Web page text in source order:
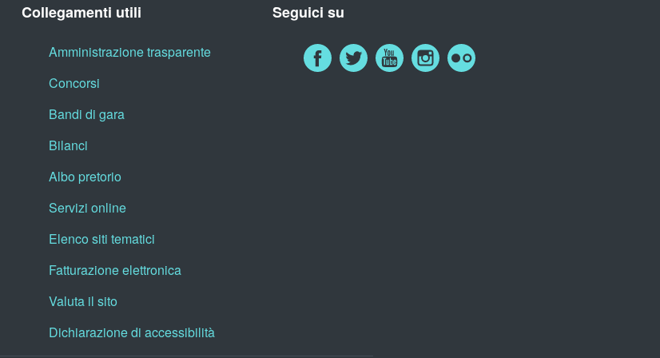
Collegamenti utili
Amministrazione trasparente
Concorsi
Bandi di gara
Bilanci
Albo pretorio
Servizi online
Elenco siti tematici
Fatturazione elettronica
Valuta il sito
Dichiarazione di accessibilità
Seguici su